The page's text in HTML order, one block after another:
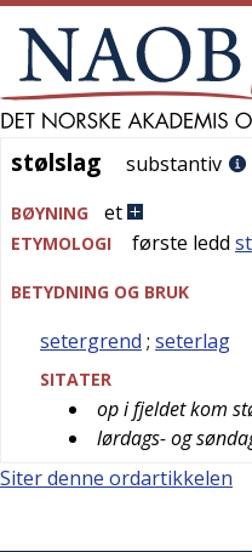
stølslag
stølslag substantiv
BØYNING et
ETYMOLOGI første ledd
BETYDNING OG BRUK
setergrend ; seterlag
SITATER
op i fjeldet kom
lørdags- og
Siter denne ordartikkelen